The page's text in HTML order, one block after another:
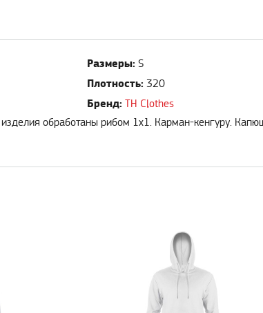
Размеры: S
Плотность: 320
Бренд: TH Clothes
обработаны рибом 1х1. Карман-кенгуру.